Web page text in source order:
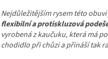
Nejdůležitějším rysem této
flexibilní a protiskluzová
vyrobená z kaučuku, která má
chodidlo při chůzi a přináší tak